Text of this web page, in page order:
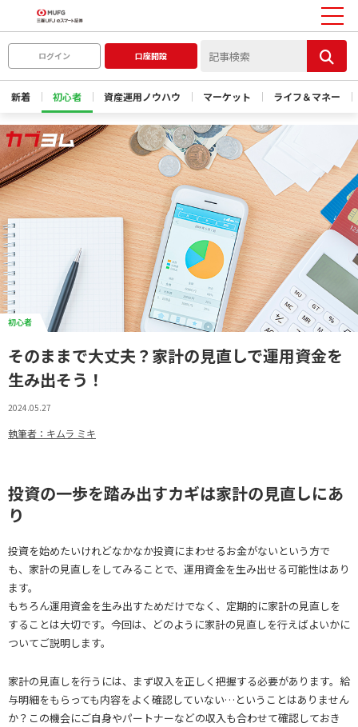
ログイン 口座開設
新着 初心者 資産運用ノウハウ マーケット ライフ＆マネー
初心者
そのままで大丈夫？家計の見直しで運用資金を
生み出そう！
2024.05.27
執筆者：キムラ ミキ
投資の一歩を踏み出すカギは家計の見直しにあ
り
投資を始めたいけれどなかなか投資にまわせるお金がないという方で
も、家計の見直しをしてみることで、運用資金を生み出せる可能性はあり
ます。
もちろん運用資金を生み出すためだけでなく、定期的に家計の見直しを
することは大切です。今回は、どのように家計の見直しを行えばよいかに
ついてご説明します。
家計の見直しを行うには、まず収入を正しく把握する必要があります。給
与明細をもらっても内容をよく確認していない…ということはありません
か？この機会にご自身やパートナーなどの収入も合わせて確認しておき